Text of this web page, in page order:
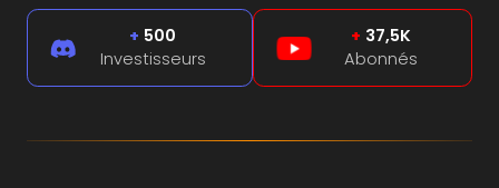
+ 500
Investisseurs
+ 37,5K
Abonnés